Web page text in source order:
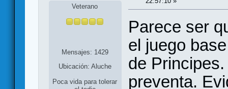
Veterano
Mensajes: 1429
Ubicación: Aluche
Poca vida para tolerar
Parece ser
el juego
de
preventa.